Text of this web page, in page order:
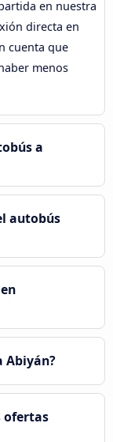
en nuestra
directa en
cuenta que
menos
a
autobús
Abiyán?
ofertas